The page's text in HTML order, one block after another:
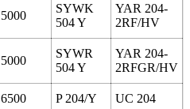
5000
SYWK
504 Y
YAR 204-
2RF/HV
5000
SYWR
504 Y
YAR 204-
2RFGR/HV
6500 P 204/Y UC 204